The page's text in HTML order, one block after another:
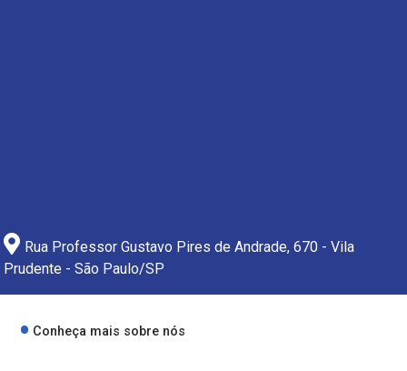
Rua Professor Gustavo Pires de Andrade, 670 - Vila
Prudente - São Paulo/SP
Conheça mais sobre nós